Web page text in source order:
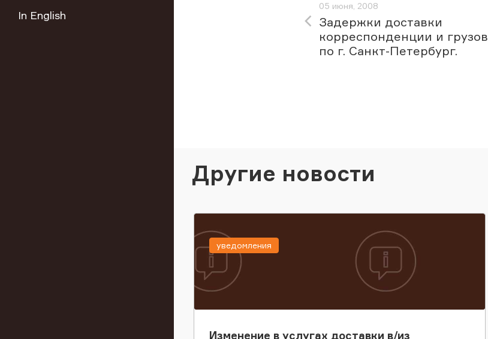
In English
05 июня, 2008
Задержки доставки
корреспонденции и грузов
по г. Санкт-Петербург.
Другие новости
Изменение в услугах доставки в/из
уведомления